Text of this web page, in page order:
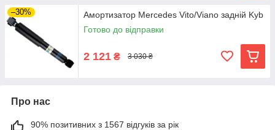
–30%
Амортизатор Mercedes Vito/Viano задній Kyb
Готово до відправки
2 121 ₴ 3 030 ₴
Про нас
90% позитивних з 1567 відгуків за рік